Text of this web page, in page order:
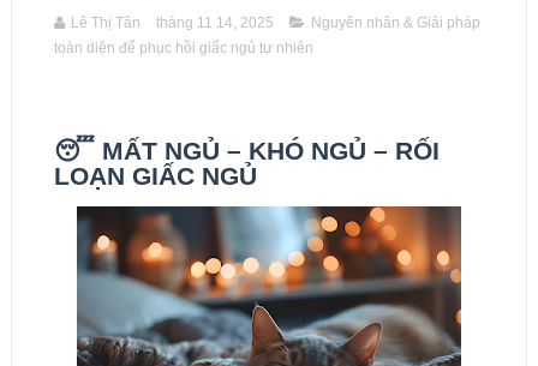
Lê Thị Tân tháng 11 14, 2025
Nguyên nhân & Giải pháp
toàn diện để phục hồi giấc ngủ tự nhiên
😴 MẤT NGỦ – KHÓ NGỦ – RỐI
LOẠN GIẤC NGỦ